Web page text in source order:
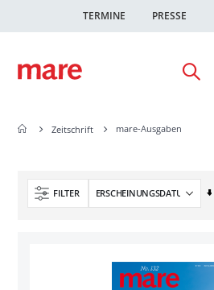
TERMINE PRESSE
Zeitschrift mare-Ausgaben
FILTER
In